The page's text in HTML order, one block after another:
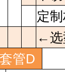
定
←选
管D